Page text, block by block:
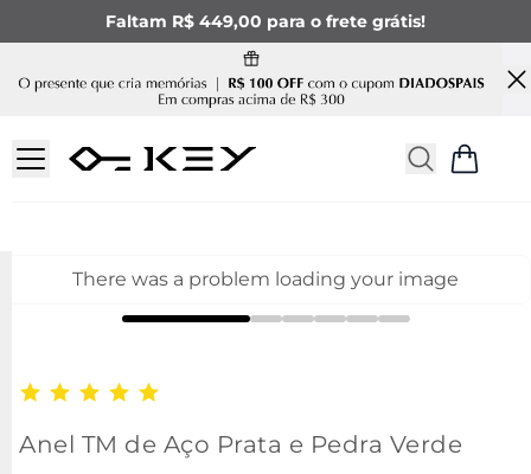
Faltam R$ 449,00 para o frete grátis!
There was a problem loading your image
Anel TM de Aço Prata e Pedra Verde